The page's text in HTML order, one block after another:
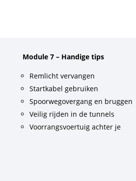
Module 7 – Handige tips
Remlicht vervangen
Startkabel gebruiken
Spoorwegovergang en bruggen
Veilig rijden in de tunnels
Voorrangsvoertuig achter je